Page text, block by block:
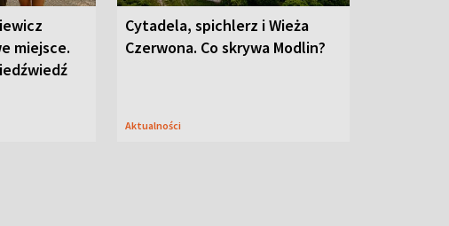
miejsce.
Cytadela, spichlerz i Wieża
Czerwona. Co skrywa Modlin?
Aktualności